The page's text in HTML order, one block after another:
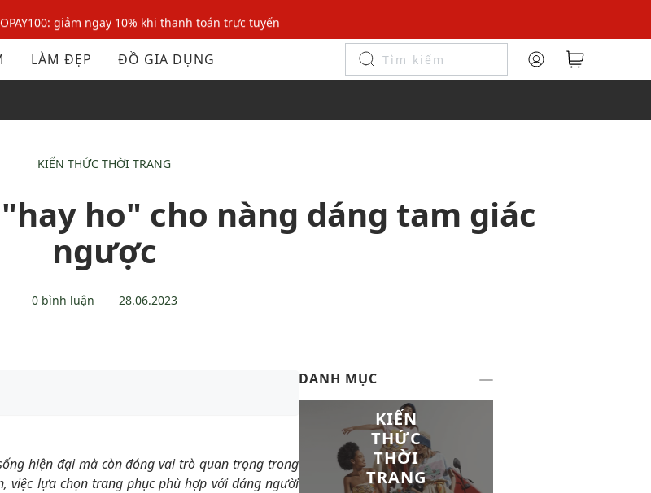
giảm ngay 10% khi thanh toán trực tuyến
- Giảm 10% đơn đầu cho thành viên mới!
giảm ngay 10% khi thanh toán trực tuyến
LÀM ĐẸP ĐỒ GIA DỤNG
KIẾN THỨC THỜI TRANG
ho" cho nàng dáng tam giác
ngược
0 bình luận 28.06.2023
hiện đại mà còn đóng vai trò quan trọng trong
việc lựa chọn trang phục phù hợp với dáng người
DANH MỤC
KIẾN
THỨC
THỜI
TRANG